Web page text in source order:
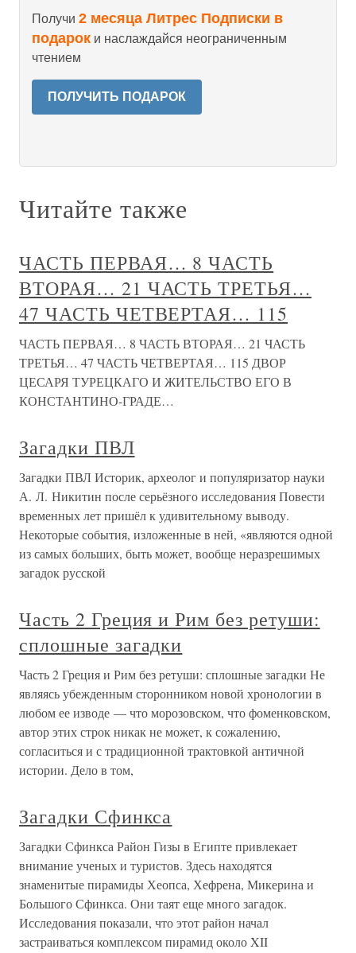
Получи 2 месяца Литрес Подписки в
подарок и наслаждайся неограниченным
чтением
ПОЛУЧИТЬ ПОДАРОК
Читайте также
ЧАСТЬ ПЕРВАЯ… 8 ЧАСТЬ
ВТОРАЯ… 21 ЧАСТЬ ТРЕТЬЯ…
47 ЧАСТЬ ЧЕТВЕРТАЯ… 115
ЧАСТЬ ПЕРВАЯ… 8 ЧАСТЬ ВТОРАЯ… 21 ЧАСТЬ
ТРЕТЬЯ… 47 ЧАСТЬ ЧЕТВЕРТАЯ… 115 ДВОР
ЦЕСАРЯ ТУРЕЦКАГО И ЖИТЕЛЬСТВО ЕГО В
КОНСТАНТИНО-ГРАДЕ…
Загадки ПВЛ
Загадки ПВЛ Историк, археолог и популяризатор науки
А. Л. Никитин после серьёзного исследования Повести
временных лет пришёл к удивительному выводу.
Некоторые события, изложенные в ней, «являются одной
из самых больших, быть может, вообще неразрешимых
загадок русской
Часть 2 Греция и Рим без ретуши:
сплошные загадки
Часть 2 Греция и Рим без ретуши: сплошные загадки Не
являясь убежденным сторонником новой хронологии в
любом ее изводе — что морозовском, что фоменковском,
автор этих строк никак не может, к сожалению,
согласиться и с традиционной трактовкой античной
истории. Дело в том,
Загадки Сфинкса
Загадки Сфинкса Район Гизы в Египте привлекает
внимание ученых и туристов. Здесь находятся
знаменитые пирамиды Хеопса, Хефрена, Микерина и
Большого Сфинкса. Они таят еще много загадок.
Исследования показали, что этот район начал
застраиваться комплексом пирамид около XII